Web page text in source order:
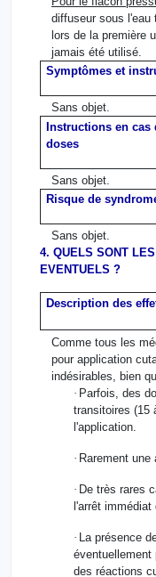
diffuseur sous l'eau
lors de la première
jamais été utilisé.
Symptômes et
Sans objet.
Instructions en
doses
Sans objet.
Risque de
Sans objet.
4. QUELS SONT
EVENTUELS ?
Description des
Comme tous les
pour application
indésirables, bien
· Parfois, des
transitoires (15
l'application.
· Rarement une
· De très rares
l'arrêt immédiat
· La présence
éventuellement
des réactions